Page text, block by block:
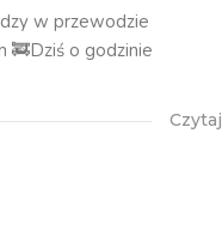
w przewodzie
🚒Dziś o godzinie
Czytaj